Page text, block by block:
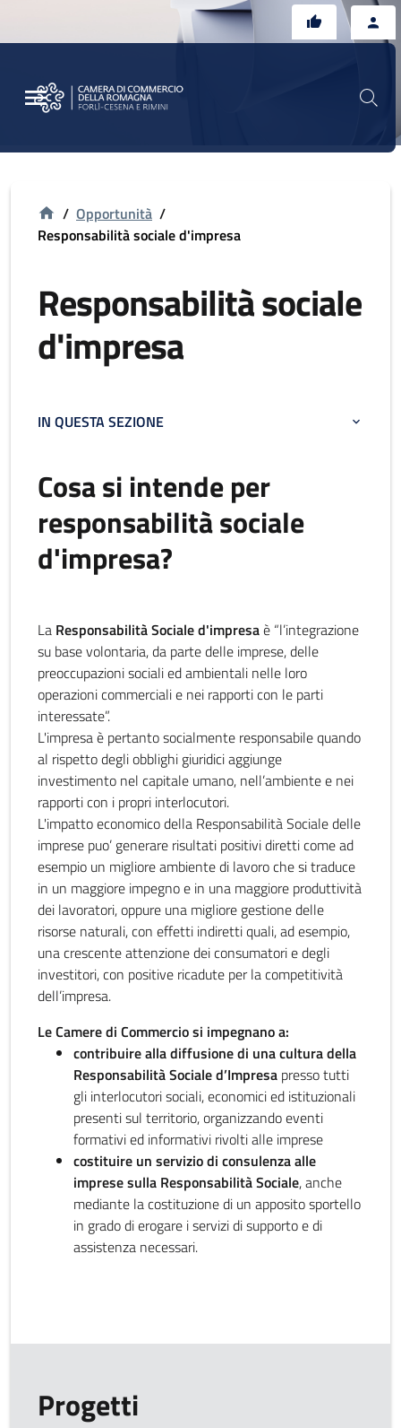
/ Opportunità /
Responsabilità sociale d'impresa
Responsabilità sociale
d'impresa
IN QUESTA SEZIONE
Cosa si intende per
responsabilità sociale
d'impresa?
La Responsabilità Sociale d'impresaè “l’integrazione
su base volontaria, da parte delle imprese, delle
preoccupazioni sociali ed ambientali nelle loro
operazioni commerciali e nei rapporti con le parti
interessate”.
L'impresa è pertanto socialmente responsabile quando
al rispetto degli obblighi giuridici aggiunge
investimento nel capitale umano, nell’ambiente e nei
rapporti con i propri interlocutori.
L'impatto economico della Responsabilità Sociale delle
imprese puo’ generare risultati positivi diretti come ad
esempio un migliore ambiente di lavoro che si traduce
in un maggiore impegno e in una maggiore produttività
dei lavoratori, oppure una migliore gestione delle
risorse naturali, con effetti indiretti quali, ad esempio,
una crescente attenzione dei consumatori e degli
investitori, con positive ricadute per la competitività
dell’impresa.
Le Camere di Commercio si impegnano a:
contribuire alla diffusione di una cultura della
Responsabilità Sociale d’Impresa presso tutti
gli interlocutori sociali, economici ed istituzionali
presenti sul territorio, organizzando eventi
formativi ed informativi rivolti alle imprese
costituire un servizio di consulenza alle
imprese sulla Responsabilità Sociale, anche
mediante la costituzione di un apposito sportello
in grado di erogare i servizi di supporto e di
assistenza necessari.
Progetti